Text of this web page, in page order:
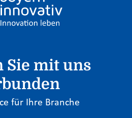
Sie mit uns
für Ihre Branche